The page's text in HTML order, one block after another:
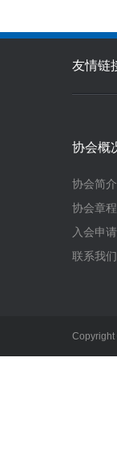
友情链
协会概
协会简介
协会章程
入会申请
联系我们
Copyright